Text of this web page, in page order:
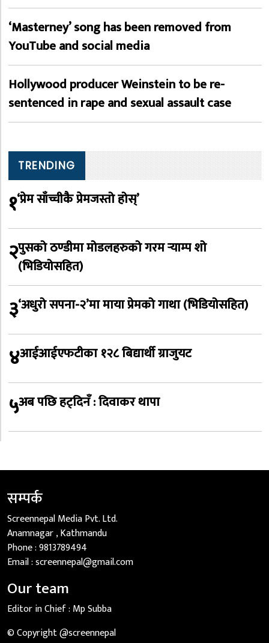
‘Masterney’ song has been removed from
YouTube and social media
Hollywood producer Weinstein to be re-
sentenced in rape and sexual assault case
TRENDING
१‘प्रेम साँच्चीकै प्रेमजस्तो होस्’
२पुसको ठण्डीमा मोडलहरुको गरम र्‍याम्प शो
(भिडियोसहित)
३‘अधुरो सपना-२’मा माया प्रेमको गाथा (भिडियोसहित)
४आईआईएफटीका १२८ बिद्यार्थी ग्राजुयट
५अब पछि हट्दिनँ : दिवाकर थापा
सम्पर्क
Screennepal Media Pvt. Ltd.
Anamnagar , Kathmandu
Phone :9813789494
Email :screennepal@gmail.com
Our team
Editor in Chief : Mp Subba
© Copyright @screennepal